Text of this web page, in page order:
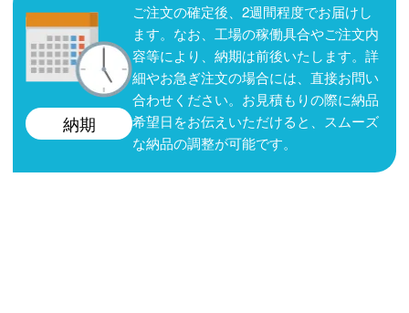
納期
ご注文の確定後、2週間程度でお届けし
ます。なお、工場の稼働具合やご注文内
容等により、納期は前後いたします。詳
細やお急ぎ注文の場合には、直接お問い
合わせください。お見積もりの際に納品
希望日をお伝えいただけると、スムーズ
な納品の調整が可能です。